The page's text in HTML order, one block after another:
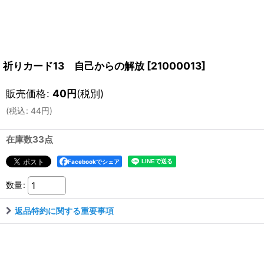
祈りカード13 自己からの解放 [21000013]
販売価格: 40円(税別)
(税込: 44円)
在庫数33点
Facebookでシェア
数量:
返品特約に関する重要事項